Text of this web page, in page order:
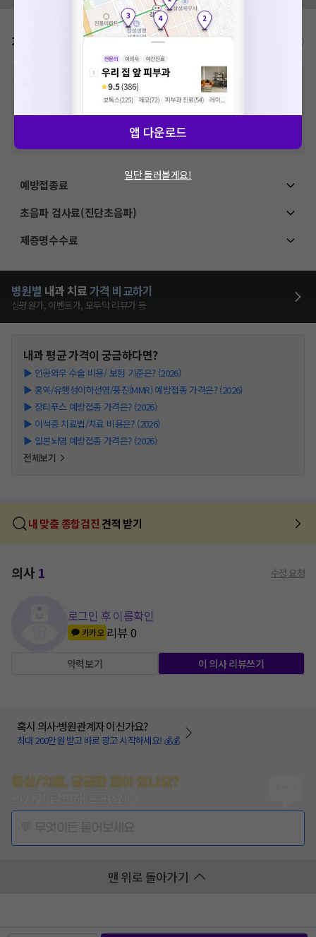
가격표 비급여/급여 진료란?
비급여 항목의 경우,추가비용 등으로 실제 가격과 상이할 수 있으니, 정확
한 가격은 해당 의료기관에 직접 문의해주세요.
건강보험심사평가원에 고지되어 있는 급여 진료 기준 가
격입니다. (진료와 연관된 복합적인 비용이 추가되어, 병원마다 금액이 다르게
산정될 수 있는 점 참고 바랍니다.)
VAT 포함
예방접종료
초음파 검사료(진단초음파)
제증명수수료
병원별 내과 치료가격 비교하기
심평원가, 이벤트가, 모두닥 리뷰가 등
내과평균 가격이 궁금하다면?
▶ 인공와우 수술 비용/ 보험 기준은? (2026)
▶ 홍역/유행성이하선염/풍진(MMR) 예방접종 가격은? (2026)
▶ 장티푸스 예방접종 가격은? (2026)
▶ 이석증 치료법/치료 비용은? (2026)
▶ 일본뇌염 예방접종 가격은? (2026)
전체보기
내 맞춤 종합검진 견적 받기
의사1 수정 요청
로그인 후 이름확인
카카오 리뷰0
약력보기 이 의사 리뷰쓰기
혹시 의사·병원관계자 이신가요?
최대 200만원 받고 바로 광고 시작하세요! 💰💰
증상/치료, 궁금한 점이 있나요?
맨 위로 돌아가기
앱 다운로드
일단 둘러볼게요!